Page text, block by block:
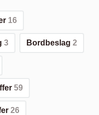
16
3 Bordbeslag 2
59
26